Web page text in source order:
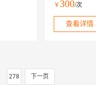
越用越懂你。
￥ 300/次
查看详情
278 下一页